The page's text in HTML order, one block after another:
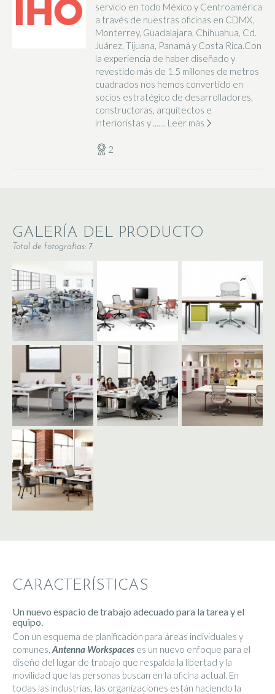
servicio en todo México y Centroamérica
a través de nuestras oficinas en CDMX,
Monterrey, Guadalajara, Chihuahua, Cd.
Juárez, Tijuana, Panamá y Costa Rica.Con
la experiencia de haber diseñado y
revestido más de 1.5 millones de metros
cuadrados nos hemos convertido en
socios estratégico de desarrolladores,
constructoras, arquitectos e
interioristas y ....... Leer más
2
GALERÍA DEL PRODUCTO
Total de fotografias: 7
CARACTERÍSTICAS
Un nuevo espacio de trabajo adecuado para la tarea y el
equipo.
Con un esquema de planificación para áreas individuales y
comunes, Antenna Workspaces es un nuevo enfoque para el
diseño del lugar de trabajo que respalda la libertad y la
movilidad que las personas buscan en la oficina actual. En
todas las industrias, las organizaciones están haciendo la